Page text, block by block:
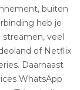
buiten
heb je
streamen, veel
of Netflix
Daarnaast
WhatsApp